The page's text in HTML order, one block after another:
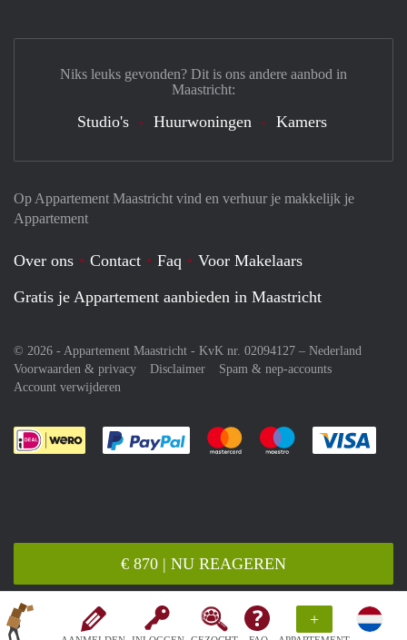
+
€ 870 | NU REAGEREN
Op Appartement Maastricht vind en verhuur je makkelijk je
Appartement
Over ons Contact Faq
Voor Makelaars
Gratis je Appartement aanbieden in Maastricht
© 2026 - Appartement Maastricht - KvK nr. 02094127 – Nederland
Voorwaarden & privacy
Disclaimer
Spam & nep-accounts
Account verwijderen
Je rekent gemakkelijk af met Paypal
Je rekent gemakkelijk af met
Je rekent
Niks leuks gevonden? Dit is ons andere aanbod in
Maastricht:
Studio's Huurwoningen Kamers